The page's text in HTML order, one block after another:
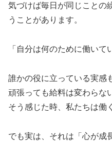
気づけば毎日が同じことの
うことがあります。
「自分は何のために働いて
誰かの役に立っている実感
頑張っても給料は変わらな
そう感じた時、私たちは働
でも実は、それは「心が成